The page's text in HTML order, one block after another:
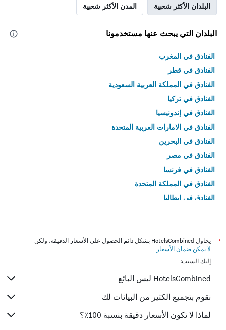
البلدان الأكثر شعبية المدن الأكثر شعبية
البلدان التي يبحث عنها مستخدمونا
الفنادق في المغرب
الفنادق في قطر
الفنادق في المملكة العربية السعودية
الفنادق في تركيا
الفنادق في إندونيسيا
الفنادق في الامارات العربية المتحدة
الفنادق في البحرين
الفنادق في مصر
الفنادق في فرنسا
الفنادق في المملكة المتحدة
الفنادق في إيطاليا
*
يحاول HotelsCombined بشكل دائم الحصول على الأسعار الدقيقة، ولكن
لا يمكن ضمان الأسعار .
إليك السبب:
HotelsCombined ليس البائع
نقوم بتجميع الكثير من البيانات لك
لماذا لا تكون الأسعار دقيقة بنسبة 100٪؟